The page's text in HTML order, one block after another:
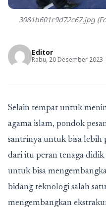
3081b601c9d72c67.jpg
Editor
Rabu, 20 Desember 2023
Selain tempat untuk
agama islam, pondok
santrinya untuk bisa lebih
dari itu peran tenaga
untuk bisa
bidang teknologi salah
mengembangkan